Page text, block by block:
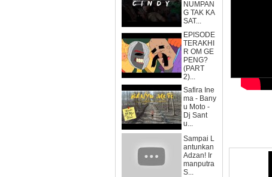
NUMPAN
G TAK KA
SAT...
EPISODE
TERAKHI
R OM GE
PENG?
(PART
2)...
Safira Ine
ma - Bany
u Moto -
Dj Sant
u...
Sampai L
antunkan
Adzan! Ir
manputra
S...